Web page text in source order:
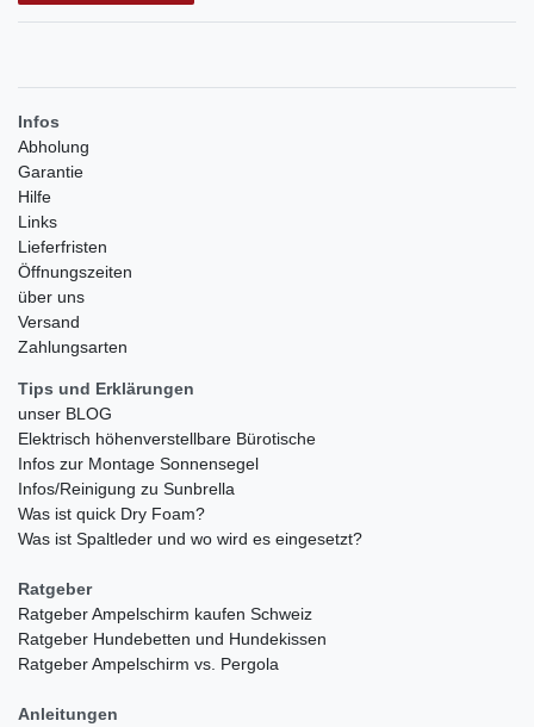
Infos
Abholung
Garantie
Hilfe
Links
Lieferfristen
Öffnungszeiten
über uns
Versand
Zahlungsarten
Tips und Erklärungen
unser BLOG
Elektrisch höhenverstellbare Bürotische
Infos zur Montage Sonnensegel
Infos/Reinigung zu Sunbrella
Was ist quick Dry Foam?
Was ist Spaltleder und wo wird es eingesetzt?
Ratgeber
Ratgeber Ampelschirm kaufen Schweiz
Ratgeber Hundebetten und Hundekissen
Ratgeber Ampelschirm vs. Pergola
Anleitungen